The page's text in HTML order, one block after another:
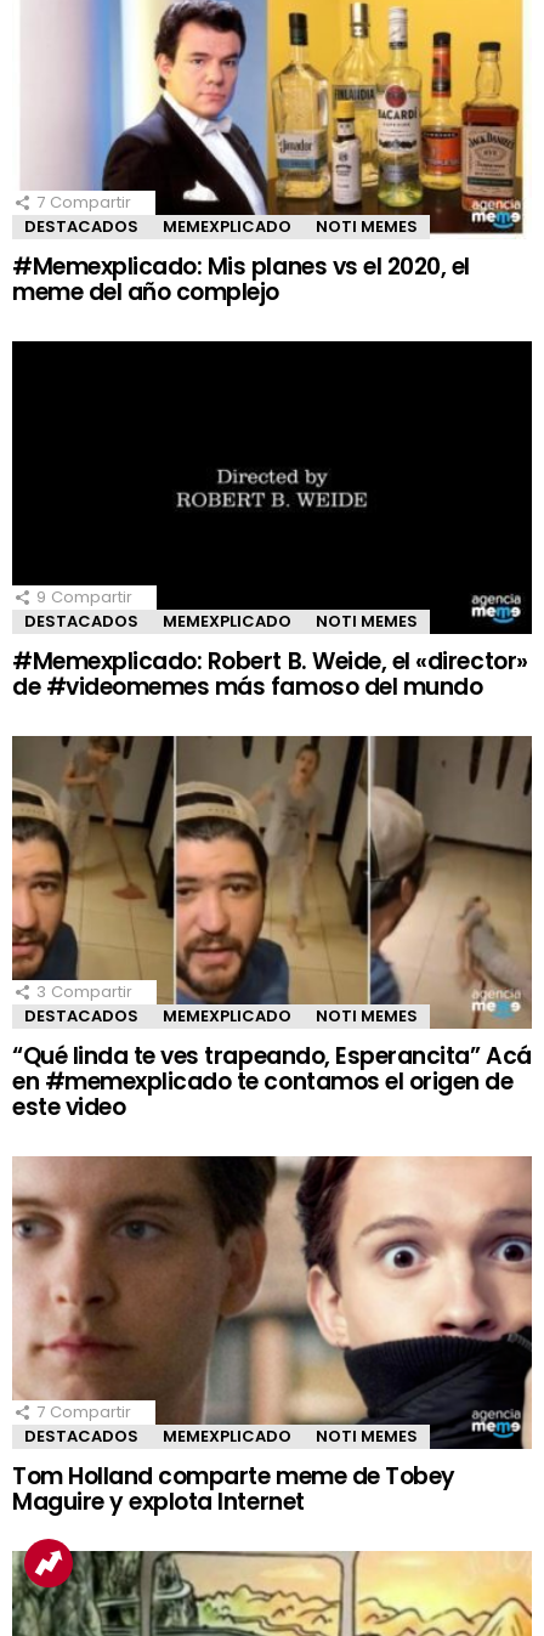
7 Compartir
DESTACADOS
MEMEXPLICADO NOTI MEMES
#Memexplicado: Mis planes vs el 2020, el
meme del año complejo
9 Compartir
DESTACADOS
MEMEXPLICADO NOTI MEMES
#Memexplicado: Robert B. Weide, el «director»
de #videomemes más famoso del mundo
3 Compartir
DESTACADOS
MEMEXPLICADO NOTI MEMES
“Qué linda te ves trapeando, Esperancita” Acá
en #memexplicado te contamos el origen de
este video
7 Compartir
DESTACADOS
MEMEXPLICADO NOTI MEMES
Tom Holland comparte meme de Tobey
Maguire y explota Internet